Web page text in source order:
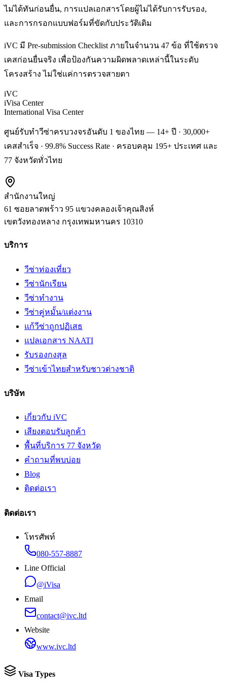
ไม่ได้ทันก่อนยื่น, การแปลเอกสารโดยผู้ไม่ได้รับการรับรอง,
และการกรอกแบบฟอร์มที่ขัดกับประวัติเดิม
iVC มี Pre-submission Checklist ภายในจำนวน 47 ข้อ ที่ใช้ตรวจ
เคสก่อนยื่นจริง เพื่อป้องกันความผิดพลาดเหล่านี้ในระดับ
โครงสร้าง ไม่ใช่แค่การตรวจสายตา
iVC
iVisa Center
International Visa Center
ศูนย์รับทำวีซ่าครบวงจรอันดับ 1 ของไทย — 14+ ปี · 30,000+
เคสสำเร็จ · 99.8% Success Rate · ครอบคลุม 195+ ประเทศ และ
77 จังหวัดทั่วไทย
สำนักงานใหญ่
61 ซอยลาดพร้าว 95 แขวงคลองเจ้าคุณสิงห์
เขตวังทองหลาง กรุงเทพมหานคร 10310
บริการ
วีซ่าท่องเที่ยว
วีซ่านักเรียน
วีซ่าทำงาน
วีซ่าคู่หมั้น/แต่งงาน
แก้วีซ่าถูกปฏิเสธ
แปลเอกสาร NAATI
รับรองกงสุล
วีซ่าเข้าไทยสำหรับชาวต่างชาติ
บริษัท
เกี่ยวกับ iVC
เสียงตอบรับลูกค้า
พื้นที่บริการ 77 จังหวัด
คำถามที่พบบ่อย
Blog
ติดต่อเรา
ติดต่อเรา
โทรศัพท์
080-557-8887
Line Official
@iVisa
Email
contact@ivc.ltd
Website
www.ivc.ltd
Visa Types